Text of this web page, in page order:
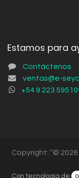
Estamos para
Contáctenos
ventas@e-
+54 9 223
Copyright: “© 2026
Con tecnología de